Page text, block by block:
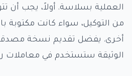
العملية بسلاسة. أولاً، يجب أن
من التوكيل، سواء كانت مكتوبة
أخرى. يفضل تقديم نسخة مصدقة
الوثيقة ستستخدم في معاملات